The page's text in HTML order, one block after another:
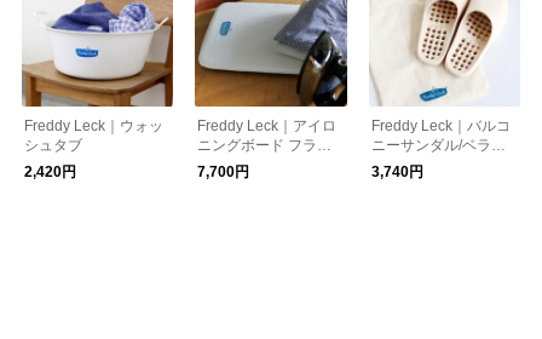
Freddy Leck｜ウォッ
シュタブ
2,420円
Freddy Leck｜アイロ
ニングボード フラッ
トタイプ
7,700円
Freddy Leck｜バルコ
ニーサンダル/ベラン
ダサンダル
3,740円